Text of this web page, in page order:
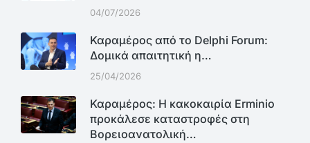
04/07/2026
Καραμέρος από το Delphi Forum:
Δομικά απαιτητική η…
25/04/2026
Καραμέρος: Η κακοκαιρία Erminio
προκάλεσε καταστροφές στη
Βορειοανατολική…